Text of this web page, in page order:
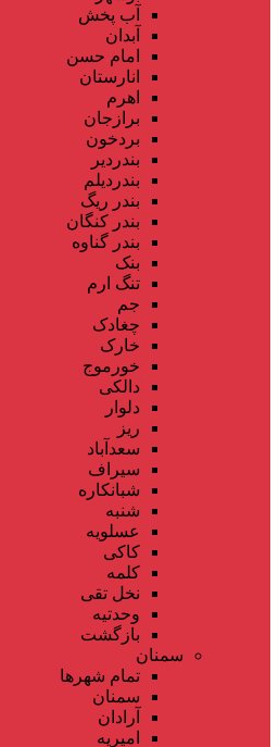
آب پخش
آبدان
امام حسن
انارستان
اهرم
برازجان
بردخون
بندردیر
بندردیلم
بندر ریگ
بندر کنگان
بندر گناوه
بنک
تنگ ارم
جم
چغادک
خارک
خورموج
دالکی
دلوار
ریز
سعدآباد
سیراف
شبانکاره
شنبه
عسلویه
کاکی
کلمه
نخل تقی
وحدتیه
بازگشت
سمنان
تمام شهر‌ها
سمنان
آرادان
امیریه